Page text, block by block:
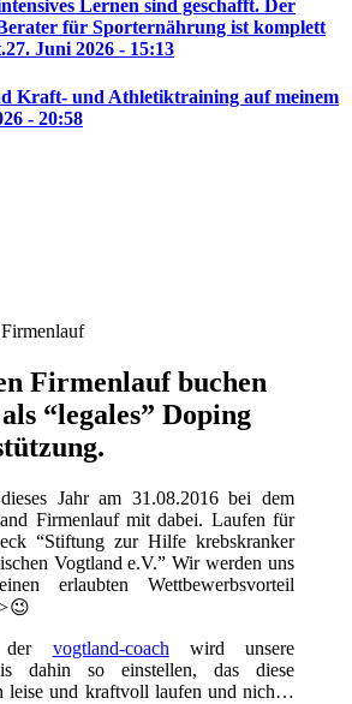
Lernen sind geschafft. Der
für Sporternährung ist komplett
27. Juni 2026 - 15:13
Kraft- und Athletiktraining auf meinem
- 20:58
Firmenlauf buchen
“legales” Doping
Jahr am 31.08.2016 bei dem
Firmenlauf mit dabei. Laufen für
“Stiftung zur Hilfe krebskranker
Vogtland e.V.” Wir werden uns
erlaubten Wettbewerbsvorteil
😉
der vogtland-coach wird unsere
dahin so einstellen, das diese
leise und kraftvoll laufen und nich…